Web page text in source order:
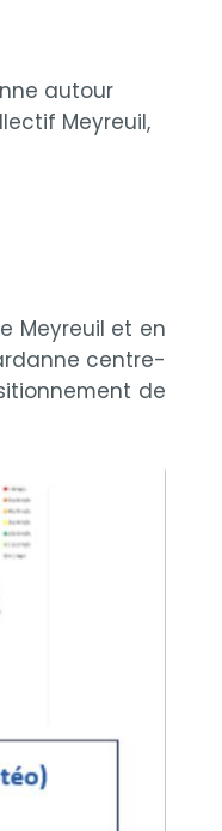
autour
Meyreuil,
Meyreuil et en
centre-
de